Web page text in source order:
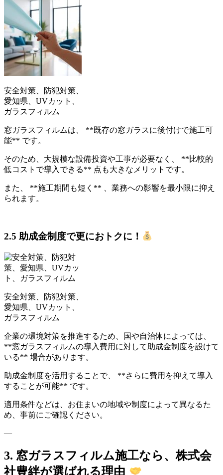
安全対策、防犯対策、
愛知県、UVカット、
ガラスフィルム
窓ガラスフィルムは、 **既存の窓ガラスに後付けで施工可
能** です。
そのため、大規模な設備投資や工事が必要なく、 **比較的
低コストで導入できる** 点も大きなメリットです。
また、 **施工期間も短く** 、業務への影響を最小限に抑え
られます。
2.5 助成金制度で更におトクに！
安全対策、防犯対策、
愛知県、UVカット、
ガラスフィルム
企業の環境対策を推進するため、国や自治体によっては、
**窓ガラスフィルムの導入費用に対して助成金制度を設けて
いる** 場合があります。
助成金制度を活用することで、 **さらに費用を抑えて導入
することが可能** です。
適用条件などは、お住まいの地域や制度によって異なるた
め、事前にご確認ください。
—
3. 窓ガラスフィルム施工なら、株式会
社豊絆が選ばれる理由